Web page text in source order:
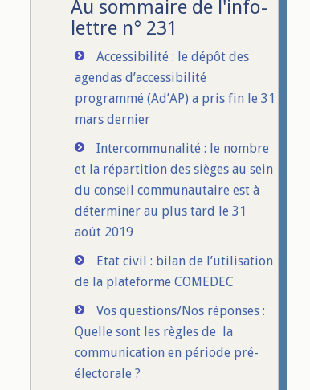
Au sommaire de l'info-
lettre n° 231
Accessibilité : le dépôt des
agendas d’accessibilité
programmé (Ad’AP) a pris fin le 31
mars dernier
Intercommunalité : le nombre
et la répartition des sièges au sein
du conseil communautaire est à
déterminer au plus tard le 31
août 2019
Etat civil : bilan de l’utilisation
de la plateforme COMEDEC
Vos questions/Nos réponses :
Quelle sont les règles de la
communication en période pré-
électorale ?